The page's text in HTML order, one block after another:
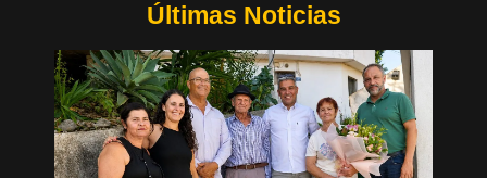
Últimas Noticias